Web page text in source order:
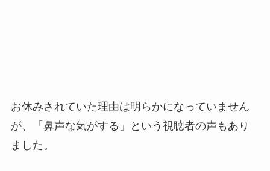
お休みされていた理由は明らかになっていません
が、「鼻声な気がする」という視聴者の声もあり
ました。